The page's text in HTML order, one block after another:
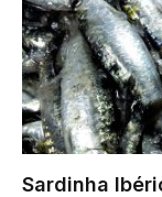
Sardinha